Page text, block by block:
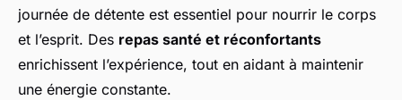
journée de détente est essentiel pour nourrir le corps
et l’esprit. Des repas santé et réconfortants
enrichissent l’expérience, tout en aidant à maintenir
une énergie constante.